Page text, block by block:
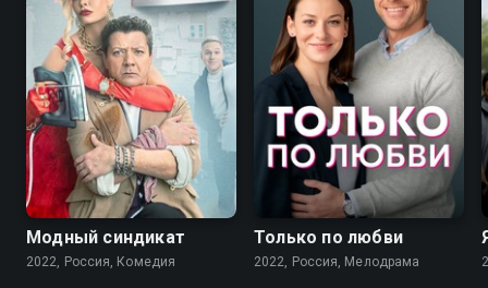
7.6
Модный синдикат
2022, Россия, Комедия
Только по любви
2022, Россия, Мелодрама